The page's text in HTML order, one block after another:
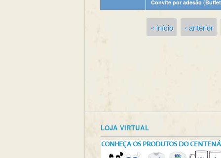
Convite por adesão
« início ‹ anterior
LOJA VIRTUAL